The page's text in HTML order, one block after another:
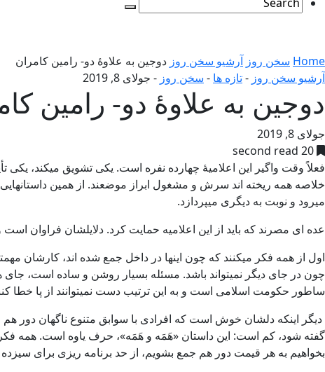
Home سخن روز آرشیو سخن روز دوجین به علاوۀ دو- رامین کامران
آرشیو سخن روز -تازه ها - سخن روز - جولای 8, 2019
دوجین به علاوۀ دو- رامین
جولای 8, 2019
20 second read
فعلاً وقت واگیر این اعلامیۀ چهارده نفره است. یکی تشویق میکند،
خلاصه همه ریخته اند سرش و مشغول ابراز موضعند. از همین
میرود و نوبت به دیگری میپردازد.
عده ای مصرند که باید از این اعلامیه حمایت کرد. دلایلشان فراوان
اول از همه فکر میکنند که چون اینها در داخل جمع شده اند، کارشان
چون در جای دیگر نمیتواند باشد. مسئله بسیار روشن و ساده است، جای
ساطور حکومت اسلامی است و به این ترتیب دست نمیتوانند از پا خطا
دیگر اینکه دلشان خوش است که افرادی با سوابق متنوع ناگهان دور
گفته شود، کم است: این داستان «هَمَه و هَمَه»، حرف یاوه است. همه فکر
بخواهیم به هر قیمت دور هم جمع بشویم، از حد برنامه ریزی برای